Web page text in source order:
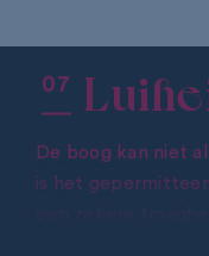
De boog kan niet
is het